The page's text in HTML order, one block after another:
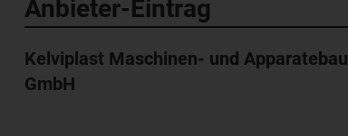
Anbieter-Eintrag
Kelviplast Maschinen- und Apparatebau
GmbH